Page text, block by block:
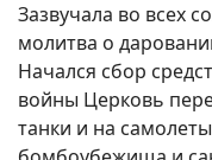
Зазвучала во всех
молитва о
Начался сбор
войны Церковь
танки и на